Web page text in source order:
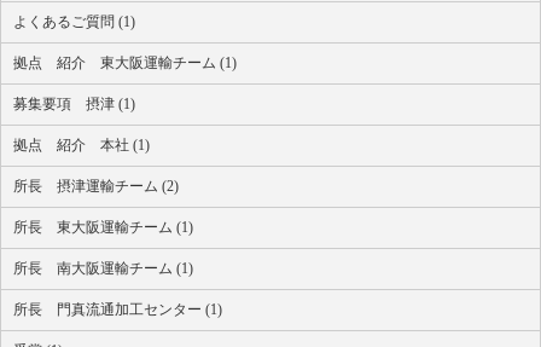
よくあるご質問 (1)
拠点 紹介 東大阪運輸チーム (1)
募集要項 摂津 (1)
拠点 紹介 本社 (1)
所長 摂津運輸チーム (2)
所長 東大阪運輸チーム (1)
所長 南大阪運輸チーム (1)
所長 門真流通加工センター (1)